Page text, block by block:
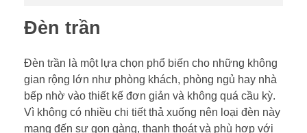
Đèn trần
Đèn trần là một lựa chọn phổ biến cho những không
gian rộng lớn như phòng khách, phòng ngủ hay nhà
bếp nhờ vào thiết kế đơn giản và không quá cầu kỳ.
Vì không có nhiều chi tiết thả xuống nên loại đèn này
mang đến sự gọn gàng, thanh thoát và phù hợp với